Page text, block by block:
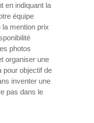
en indiquant la
équipe
mention prix
photos
organiser une
pour objectif de
inventer une
pas dans le